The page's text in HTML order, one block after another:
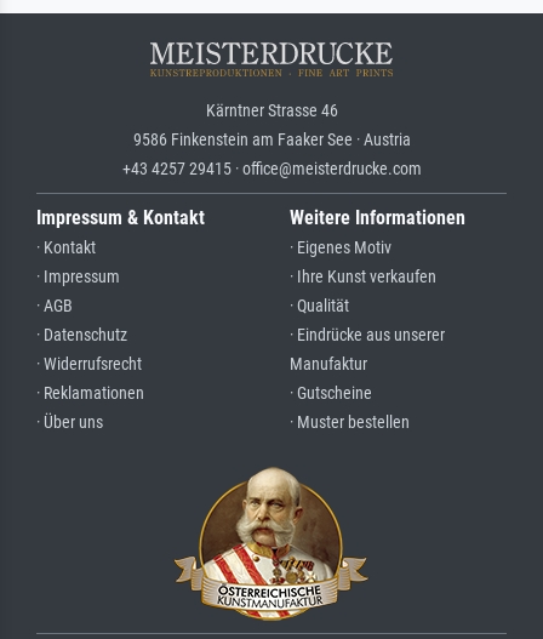
Kärntner Strasse 46
9586 Finkenstein am Faaker See · Austria
+43 4257 29415 · office@meisterdrucke.com
Impressum & Kontakt
· Kontakt
· Impressum
· AGB
· Datenschutz
· Widerrufsrecht
· Reklamationen
· Über uns
Weitere Informationen
· Eigenes Motiv
· Ihre Kunst verkaufen
· Qualität
· Eindrücke aus unserer
Manufaktur
· Gutscheine
· Muster bestellen